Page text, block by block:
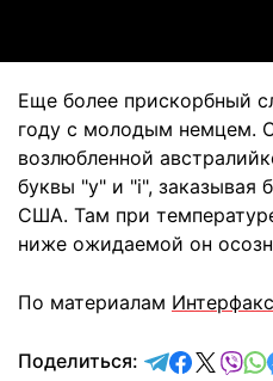
Еще более прискорбный
году с молодым немцем.
возлюбленной
буквы "y" и "i", заказывая
США. Там при
ниже ожидаемой он
По материалам
Поделиться: отправить